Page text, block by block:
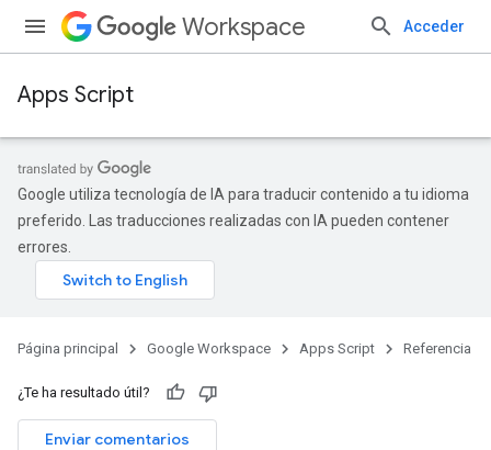
Workspace Acceder
Apps Script
Google utiliza tecnología de IA para traducir contenido a tu idioma
preferido. Las traducciones realizadas con IA pueden contener
errores.
Página principal Google Workspace Apps Script Referencia
¿Te ha resultado útil?
Enviar comentarios